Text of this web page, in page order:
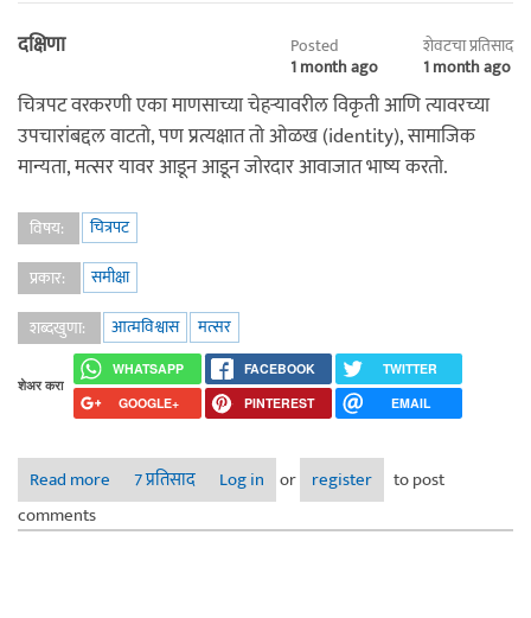
दक्षिणा Posted
1 month ago
शेवटचा प्रतिसाद
1 month ago
चित्रपट वरकरणी एका माणसाच्या चेहऱ्यावरील विकृती आणि त्यावरच्या
उपचारांबद्दल वाटतो, पण प्रत्यक्षात तो ओळख (identity), सामाजिक
मान्यता, मत्सर यावर आडून आडून जोरदार आवाजात भाष्य करतो.
विषय:
चित्रपट
प्रकार:
समीक्षा
शब्दखुणा:
आत्मविश्वास मत्सर
शेअर करा
WHATSAPP FACEBOOK
TWITTER
GOOGLE+
PINTEREST EMAIL
Read more about A Different Man - Netflix - 2024
7 प्रतिसाद Log in or register
to post
comments